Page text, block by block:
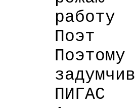
работу
Поэт
Поэтому
задумчив
ПИГАС